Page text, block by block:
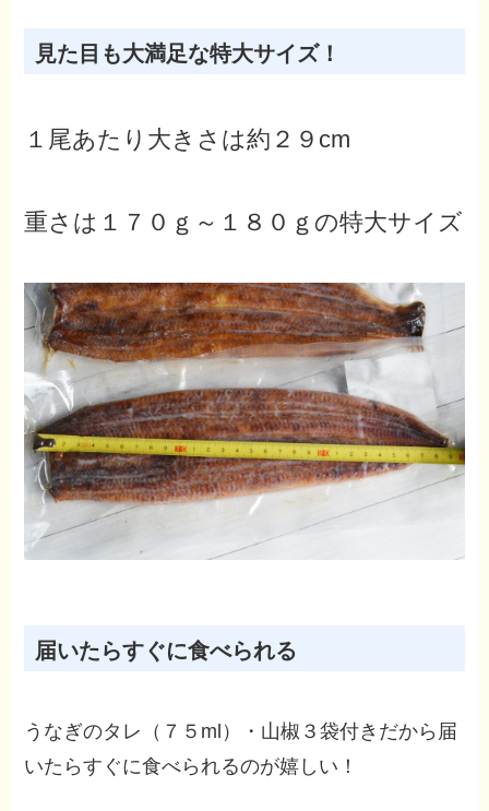
見た目も大満足な特大サイズ！
１尾あたり大きさは約２９cm
重さは １７０ｇ～１８０ｇの特大サイズ
届いたらすぐに食べられる
うなぎのタレ（７５ml）・山椒３袋付きだから届
いたらすぐに食べられるのが嬉しい！